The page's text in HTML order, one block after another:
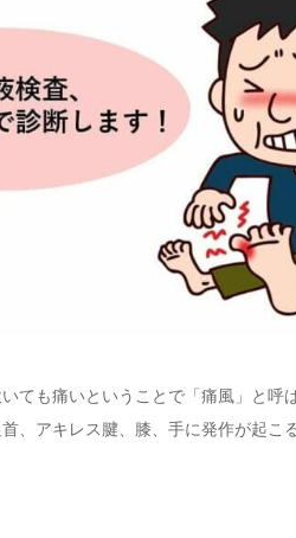
ても痛いということで「痛風」と呼
、アキレス腱、膝、手に発作が起こ